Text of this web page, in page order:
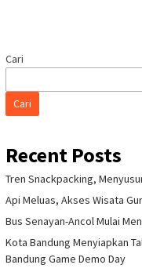
Cari
Cari
Recent Posts
Tren Snackpacking,
Api Meluas, Akses Wisata
Bus Senayan-Ancol Mulai
Kota Bandung Menyiapkan
Bandung Game Demo Day